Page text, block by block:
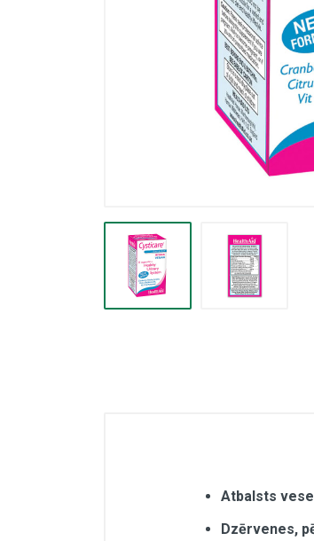
Atbalsts
Dzērvenes,